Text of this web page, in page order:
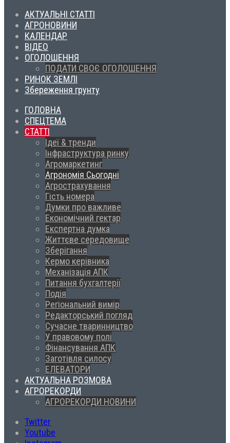
АКТУАЛЬНІ СТАТТІ
АГРОНОВИНИ
КАЛЕНДАР
ВІДЕО
ОГОЛОШЕННЯ
ПОДАТИ СВОЄ ОГОЛОШЕННЯ
РИНОК ЗЕМЛІ
Збереження грунту
ГОЛОВНА
СПЕЦТЕМА
СТАТТІ
Ідеї & тренди
Інфраструктура ринку
Агромаркетинг
Агрономія Сьогодні
Агрострахування
Гість номера
Думки про важливе
Економічний гектар
Експертна думка
Життєве середовище
Зберігання
Кермо керівника
Механізація АПК
Питання бухгалтерії
Подія
Регіональний вимір
Редакторський погляд
Сучасне тваринництво
У правовому полі
Фінансування АПК
Заготівля силосу
ЕЛЕВАТОРИ
АКТУАЛЬНА РОЗМОВА
АГРОРЕКОРДИ
АГРОРЕКОРДИ НОВИНИ
Twitter
Youtube